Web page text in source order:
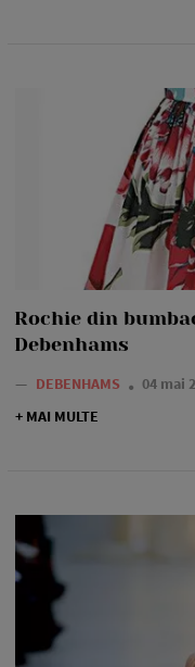
Rochie din
Debenhams
— DEBENHAMS
04 mai
+ MAI MULTE